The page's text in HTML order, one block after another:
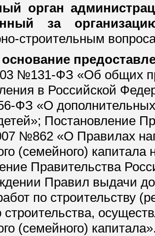
орган
за
строительным
№131-ФЗ «Об общих
в Российской
ФЗ «О дополнительных
Постановление
№862 «О Правилах
(семейного)
Правительства
Правил выдачи
по строительству
(семейного)